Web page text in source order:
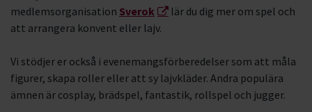
medlemsorganisation Sverok
lär du dig mer om spel och
att arrangera konvent eller lajv.
Vi stödjer er också i evenemangsförberedelser som att måla
figurer, skapa roller eller att sy lajvkläder. Andra populära
ämnen är cosplay, brädspel, fantastik, rollspel och jugger.